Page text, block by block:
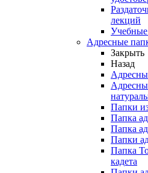
лекций
Учебные
Адресные
Закрыть
Назад
Папки
Папка
Папка
Папки
Папка
кадета